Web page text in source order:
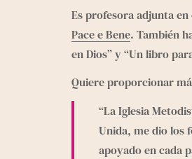
Es profesora adjunta
Pace e Bene. También
en Dios” y “Un libro
Quiere proporcionar
“La Iglesia
Unida, me dio los
apoyado en cada